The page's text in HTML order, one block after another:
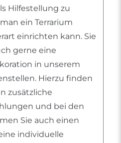
Hilfestellung zu
ein Terrarium
einrichten kann. Sie
gerne eine
in unserem
Hierzu finden
zusätzliche
und bei den
Sie auch einen
individuelle